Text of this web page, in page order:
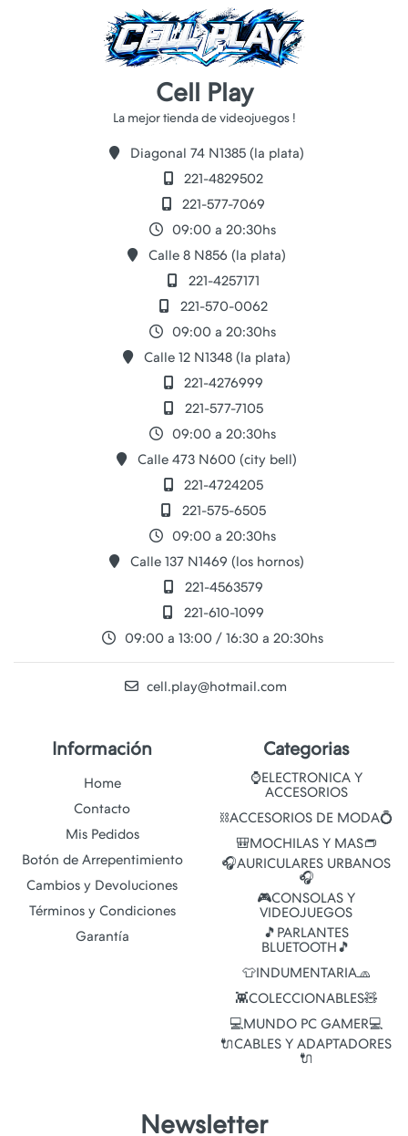
Cell Play
Diagonal 74 N1385 (la plata)
221-4829502
221-577-7069
09:00 a 20:30hs
Calle 8 N856 (la plata)
221-4257171
221-570-0062
09:00 a 20:30hs
Calle 12 N1348 (la plata)
221-4276999
221-577-7105
09:00 a 20:30hs
Calle 473 N600 (city bell)
221-4724205
221-575-6505
09:00 a 20:30hs
Calle 137 N1469 (los hornos)
221-4563579
221-610-1099
09:00 a 13:00 / 16:30 a 20:30hs
cell.play@hotmail.com
Información
Home
Contacto
Mis Pedidos
Botón de Arrepentimiento
Cambios y Devoluciones
Términos y Condiciones
Garantía
Categorias
⌚ELECTRONICA Y
ACCESORIOS
⛓️ACCESORIOS DE MODA💍
🎒MOCHILAS Y MAS👝
🎧AURICULARES URBANOS
🎧
🎮CONSOLAS Y
VIDEOJUEGOS
🎵PARLANTES
BLUETOOTH🎵
👕INDUMENTARIA🧢
👾COLECCIONABLES🧸
💻MUNDO PC GAMER💻
🔌CABLES Y ADAPTADORES
🔌
Newsletter